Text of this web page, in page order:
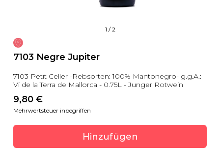
1 /2
7103 Negre Jupiter
7103 Petit Celler -Rebsorten: 100% Mantonegro- g.g.A.:
Vi de la Terra de Mallorca - 0.75L - Junger Rotwein
9,80 €
Mehrwertsteuer inbegriffen
Hinzufügen